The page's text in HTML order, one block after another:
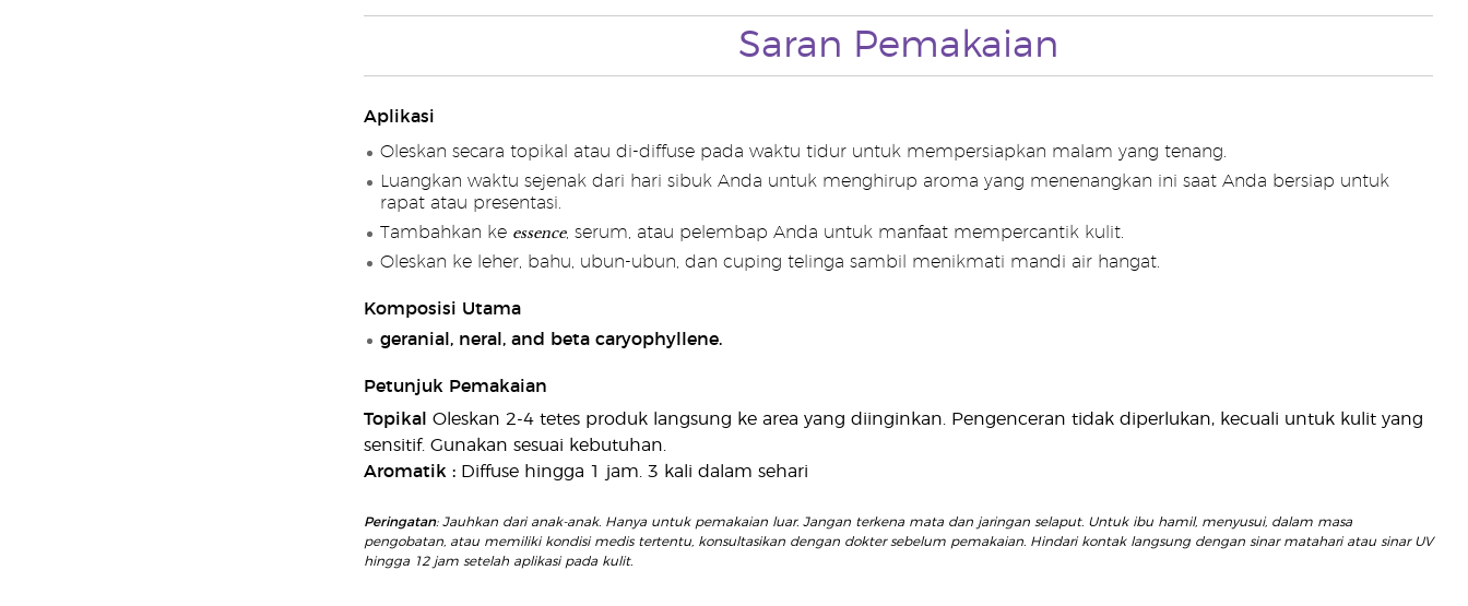
Saran Pemakaian
Aplikasi
Oleskan secara topikal atau di-diffuse pada waktu tidur untuk mempersiapkan malam yang tenang.
Luangkan waktu sejenak dari hari sibuk Anda untuk menghirup aroma yang menenangkan ini saat Anda bersiap untuk
rapat atau presentasi.
Tambahkan ke essence, serum, atau pelembap Anda untuk manfaat mempercantik kulit.
Oleskan ke leher, bahu, ubun-ubun, dan cuping telinga sambil menikmati mandi air hangat.
Komposisi Utama
geranial, neral, and beta caryophyllene.
Petunjuk Pemakaian
Topikal
Oleskan 2-4 tetes produk langsung ke area yang diinginkan. Pengenceran tidak diperlukan, kecuali untuk kulit yang
sensitif. Gunakan sesuai kebutuhan.
Aromatik : Diffuse hingga 1 jam. 3 kali dalam sehari
Peringatan: Jauhkan dari anak-anak. Hanya untuk pemakaian luar. Jangan terkena mata dan jaringan selaput. Untuk ibu hamil, menyusui, dalam masa
pengobatan, atau memiliki kondisi medis tertentu, konsultasikan dengan dokter sebelum pemakaian. Hindari kontak langsung dengan sinar matahari atau sinar UV
hingga 12 jam setelah aplikasi pada kulit.